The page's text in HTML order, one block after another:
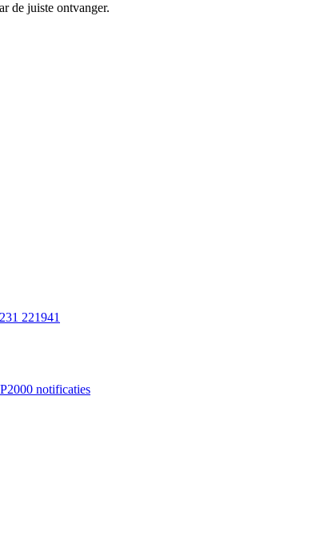
de juiste ontvanger.
221941
P2000 notificaties